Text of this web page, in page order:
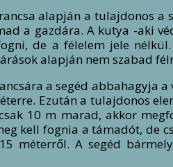
alapján a tulajdonos a
a gazdára. A kutya -aki
de a félelem jele
alapján nem szabad
a segéd abbahagyja
Ezután a tulajdonos
10 m marad, akkor
kell fognia a támadót, de
méterről. A segéd